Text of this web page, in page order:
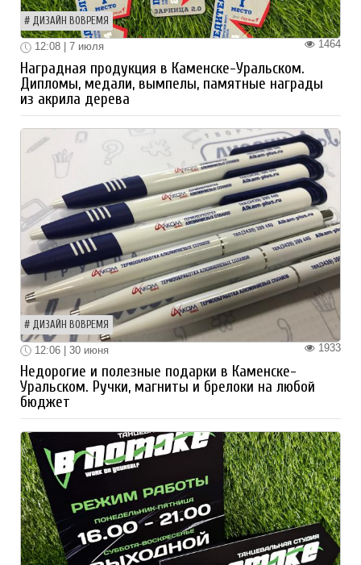
ДИЗАЙН ВОВРЕМЯ
1464
12:08 | 7 июля
Наградная продукция в Каменске-Уральском.
Дипломы, медали, вымпелы, памятные награды
из акрила дерева
ДИЗАЙН ВОВРЕМЯ
1933
12:06 | 30 июня
Недорогие и полезные подарки в Каменске-
Уральском. Ручки, магниты и брелоки на любой
бюджет